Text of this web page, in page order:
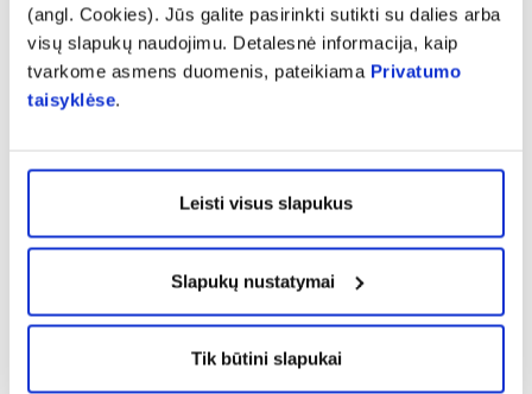
(angl. Cookies). Jūs galite pasirinkti sutikti su dalies arba
visų slapukų naudojimu. Detalesnė informacija, kaip
tvarkome asmens duomenis, pateikiama Privatumo
taisyklėse.
Leisti visus slapukus
Slapukų nustatymai
Tik būtini slapukai
CREAM, 4 g
8,69 € 11,59 €
ramunėlėmis,
3,17 € 4,89 €